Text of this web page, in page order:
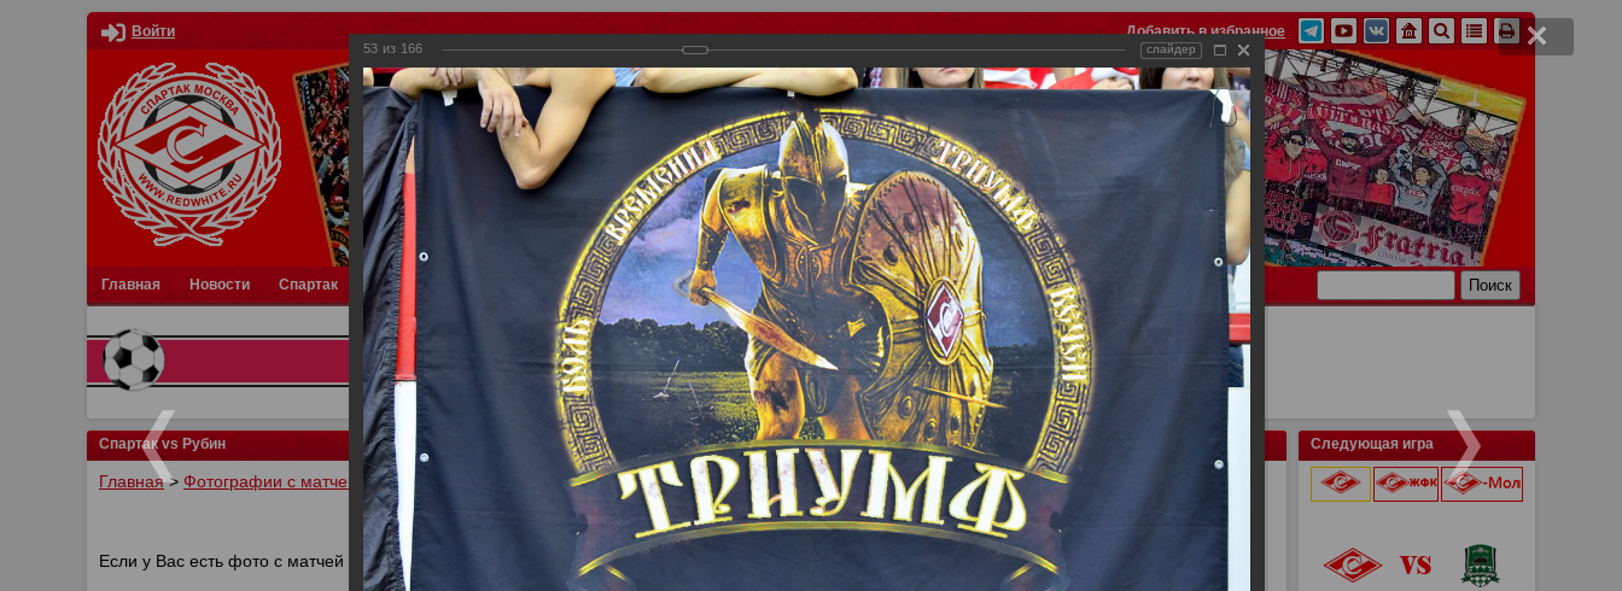
Войти Добавить в избранное
Главная Новости Спартак Турниры Отчеты Видео Фанату Стадионы О футболе КБ Форум Ссылки
Спартак vs Рубин
Главная> Фотографии с матчей Спартака, Сборной Росиии>ФК Спартак >Сезон 2013/2014 > Спартак vs Рубин
Уважаемые посетители нашего сайта!
Если у Вас есть фото с матчей
Спартака , высылайте нам напочту мы обязательно разместим их в этом разделе.
Следующая игра
53 из 166 слайдер